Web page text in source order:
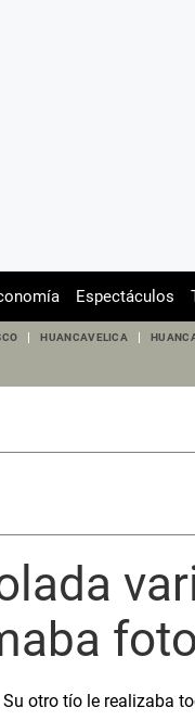
Espectáculos
HUANCAVELICA
otro tío le realizaba